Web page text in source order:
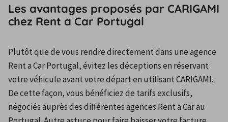
Les avantages proposés par CARIGAMI
chez Rent a Car Portugal
Plutôt que de vous rendre directement dans une agence
Rent a Car Portugal, évitez les déceptions en réservant
votre véhicule avant votre départ en utilisant CARIGAMI.
De cette façon, vous bénéficiez de tarifs exclusifs,
négociés auprès des différentes agences Rent a Car au